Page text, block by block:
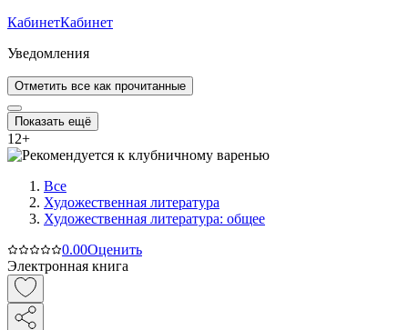
КабинетКабинет
Уведомления
Отметить все как прочитанные
Показать ещё
12+
Все
Художественная литература
Художественная литература: общее
0.00Оценить
Электронная книга